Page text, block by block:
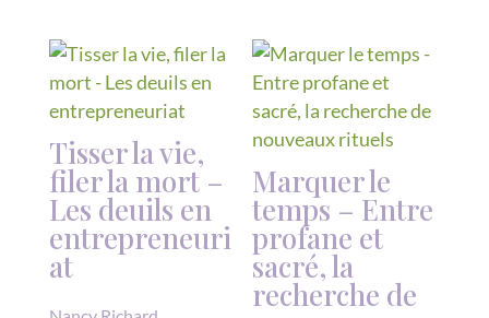
Tisser la vie,
filer la mort –
Les deuils en
entrepreneuri
at
Marquer le
temps – Entre
profane et
sacré, la
recherche de